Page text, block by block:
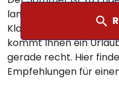
lange kein Grund die
Klamotten aus dem
kommt Ihnen ein
gerade recht. Hier
Empfehlungen für